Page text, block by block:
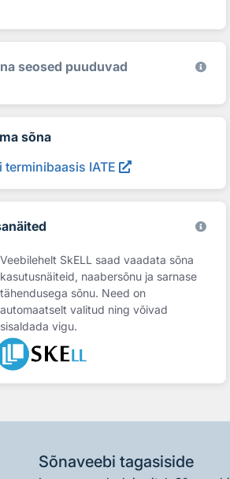
seosed puuduvad
sõna
terminibaasis IATE
Veebilehelt SkELL saad vaadata sõna
kasutusnäiteid, naabersõnu ja sarnase
tähendusega sõnu. Need on
automaatselt valitud ning võivad
sisaldada vigu.
Sõnaveebi tagasiside